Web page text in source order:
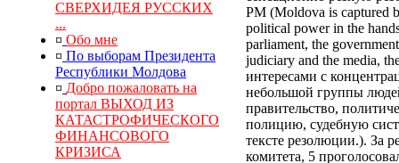
СВЕРХИДЕЯ РУССКИХ
...
¤ Обо мне
¤ По выборам Президента
Республики Молдова
¤ Добро пожаловать на
портал ВЫХОД ИЗ
КАТАСТРОФИЧЕСКОГО
ФИНАНСОВОГО
КРИЗИСА
РМ (Moldova is captured
political power in the
parliament, the
judiciary and the media,
интересами с
небольшой группы
правительство,
полицию, судебную
тексте резолюции.). За
комитета, 5